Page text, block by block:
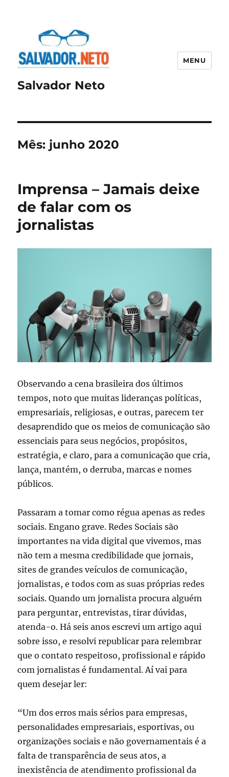
Salvador Neto
MENU
Mês: junho 2020
Imprensa – Jamais deixe
de falar com os
jornalistas
Observando a cena brasileira dos últimos
tempos, noto que muitas lideranças políticas,
empresariais, religiosas, e outras, parecem ter
desaprendido que os meios de comunicação são
essenciais para seus negócios, propósitos,
estratégia, e claro, para a comunicação que cria,
lança, mantém, o derruba, marcas e nomes
públicos.
Passaram a tomar como régua apenas as redes
sociais. Engano grave. Redes Sociais são
importantes na vida digital que vivemos, mas
não tem a mesma credibilidade que jornais,
sites de grandes veículos de comunicação,
jornalistas, e todos com as suas próprias redes
sociais. Quando um jornalista procura alguém
para perguntar, entrevistas, tirar dúvidas,
atenda-o. Há seis anos escrevi um artigo aqui
sobre isso, e resolvi republicar para relembrar
que o contato respeitoso, profissional e rápido
com jornalistas é fundamental. Aí vai para
quem desejar ler:
“Um dos erros mais sérios para empresas,
personalidades empresariais, esportivas, ou
organizações sociais e não governamentais é a
falta de transparência de seus atos, a
inexistência de atendimento profissional da